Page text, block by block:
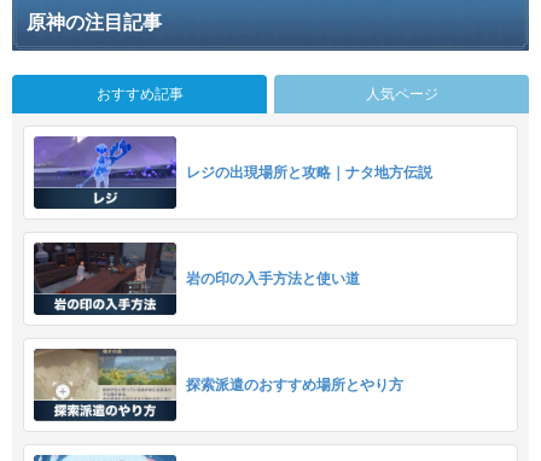
原神の注目記事
おすすめ記事 人気ページ
レジの出現場所と攻略｜ナタ地方伝説
岩の印の入手方法と使い道
探索派遣のおすすめ場所とやり方